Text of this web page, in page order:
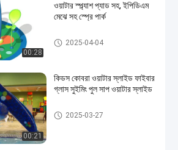
00:28
ওয়াটার স্প্ল্যাশ প্যাড সহ, ইপিডিএম
মেঝে সহ স্প্রে পার্ক
অ্যাকোয়া পার্ক
2025-04-04
00:21
কিডস কোবরা ওয়াটার স্লাইড ফাইবার
গ্লাস সুইমিং পুল সাপ ওয়াটার স্লাইড
মিনি পুল স্লাইড
2025-03-27